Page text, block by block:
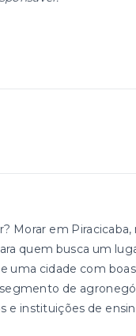
Morar em
quem busca um
uma cidade com
de
e instituições de